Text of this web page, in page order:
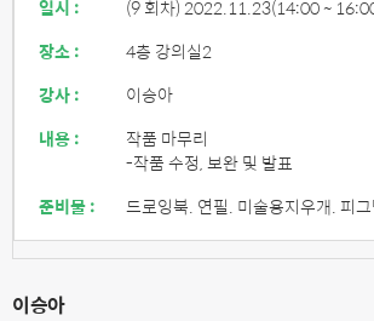
일시 : (9 회차) 2022.11.23(14:00 ~
장소 :
4층 강의실2
강사 :
이승아
내용 :
작품 마무리
-작품 수정, 보완 및 발표
준비물 :
드로잉북. 연필. 미술용지우개. 피
이승아